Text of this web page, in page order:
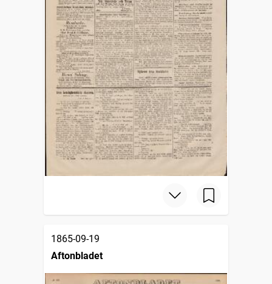
1865-09-19
Aftonbladet